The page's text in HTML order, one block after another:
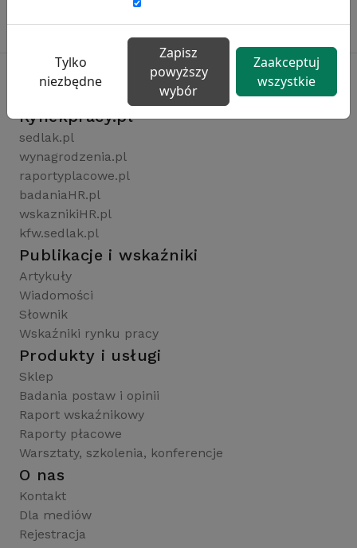
Rynekpracy.pl
sedlak.pl
wynagrodzenia.pl
raportyplacowe.pl
badaniaHR.pl
wskaznikiHR.pl
kfw.sedlak.pl
Publikacje i wskaźniki
Artykuły
Wiadomości
Słownik
Wskaźniki rynku pracy
Produkty i usługi
Sklep
Badania postaw i opinii
Raport wskaźnikowy
Raporty płacowe
Warsztaty, szkolenia, konferencje
O nas
Kontakt
Dla mediów
Rejestracja
Tylko
niezbędne
Zapisz
powyższy
wybór
Zaakceptuj
wszystkie